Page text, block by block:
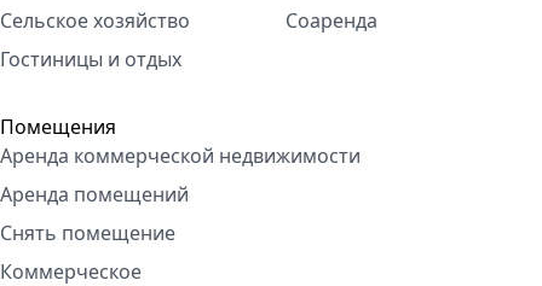
Сельское хозяйство
Гостиницы и отдых
Соаренда
Помещения
Аренда коммерческой недвижимости
Аренда помещений
Снять помещение
Коммерческое